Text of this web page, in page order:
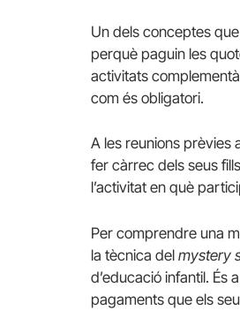
Un dels conceptes
perquè paguin les
activitats
com és obligatori.
A les reunions prèvies
fer càrrec dels seus
l’activitat en què
Per comprendre una
la tècnica del mystery
d’educació infantil. És
pagaments que els